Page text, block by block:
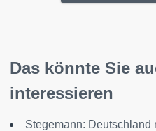
Das könnte Sie
interessieren
Stegemann: Deutschland